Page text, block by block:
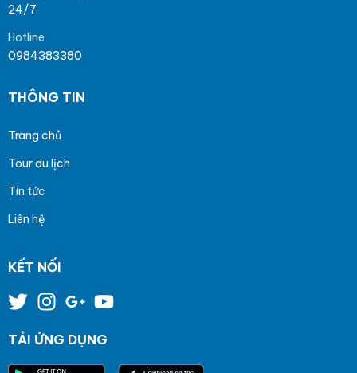
24/7
Hotline
0984383380
THÔNG TIN
Trang chủ
Tour du lịch
Tin tức
Liên hệ
KẾT NỐI
TẢI ỨNG DỤNG